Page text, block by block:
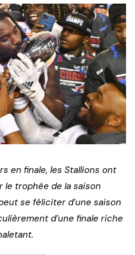
en finale, les Stallions ont
le trophée de la saison
se féliciter d’une saison
d’une finale riche